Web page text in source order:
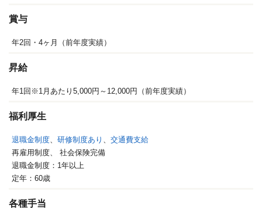
賞与
年2回・4ヶ月（前年度実績）
昇給
年1回※1月あたり5,000円～12,000円（前年度実績）
福利厚生
退職金制度 研修制度あり
交通費支給
再雇用制度、
社会保険完備
退職金制度：1年以上
定年：60歳
各種手当